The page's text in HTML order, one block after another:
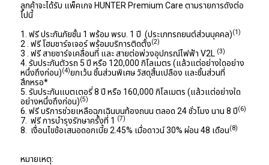
ลูกค้าจะได้รับ แพ็คเกจ HUNTER Premium Care ตามรายการดังต่อ
ไปนี้
1. ฟรี ประกันภัยชั้น 1 พร้อม พรบ. 1 ปี  (ประเภทรถยนต์ส่วนบุคคล)(1)
2 . ฟรี โฮมชาร์จเจอร์ พร้อมบริการติดตั้ง(2)
3 . ฟรี สายชาร์จเคลื่อนที่ และ สายต่อพ่วงอุปกรณ์ไฟฟ้า V2L (3)
4. รับประกันตัวรถ 5 ปี หรือ 120,000 กิโลเมตร (แล้วแต่อย่างใดอย่าง
หนึ่งถึงก่อน)(4)ยกเว้น ชิ้นส่วนพิเศษ วัสดุสิ้นเปลือง และชิ้นส่วนที่
สึกหรอ*
5. รับประกันแบตเตอรี่ 8 ปี หรือ 160,000 กิโลเมตร (แล้วแต่อย่างใด
อย่างหนึ่งถึงก่อน)(5)
6. ฟรี บริการช่วยเหลือฉุกเฉินบนท้องถนน ตลอด 24 ชั่วโมง นาน 8 ปี(6)
7.  ฟรี การบำรุงรักษาครั้งที่ 1 (7)
8.  เงื่อนไขข้อเสนอดอกเบี้ย 2.45% เมื่อดาวน์ 30% ผ่อน 48 เดือน(8)
หมายเหตุ: